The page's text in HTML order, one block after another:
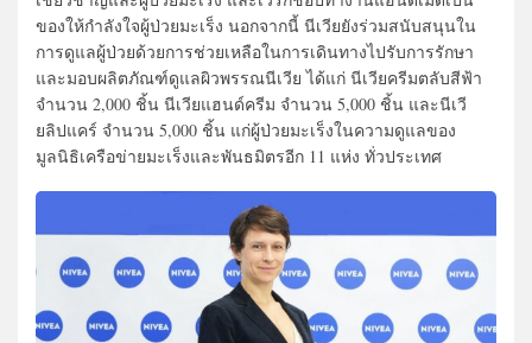
ของให้กำลังใจผู้ป่วยมะเร็ง นอกจากนี้ นีเวียยังร่วมสนับสนุนใน
การดูแลผู้ป่วยด้วยการช่วยเหลือในการเดินทางไปรับการรักษา
และมอบผลิตภัณฑ์ดูแลผิวพรรณนีเวีย ได้แก่ นีเวียครีมตลับสีฟ้า
จำนวน 2,000 ชิ้น นีเวียแฮนด์ครีม จำนวน 5,000 ชิ้น และนีเวี
ยลิปแคร์ จำนวน 5,000 ชิ้น แก่ผู้ป่วยมะเร็งในความดูแลของ
มูลนิธิเครือข่ายมะเร็งและพันธมิตรอีก 11 แห่ง ทั่วประเทศ